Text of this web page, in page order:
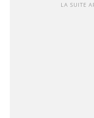
LA SUITE